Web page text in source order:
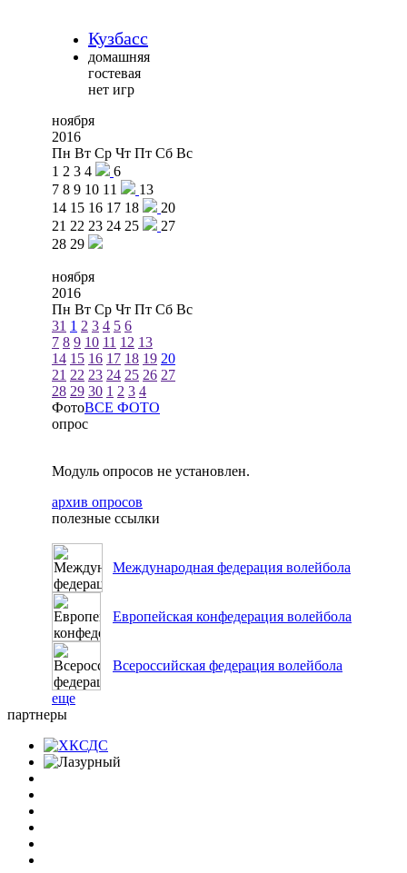
Кузбасс
домашняя
гостевая
нет игр
ноября
2016
Пн Вт Ср Чт Пт Сб Вс
1 2 3 4
6
7 8 9 10 11
13
14 15 16 17 18
20
21 22 23 24 25
27
28 29
ноября
2016
Пн Вт Ср Чт Пт Сб Вс
31 1 2 3 4 5 6
7 8 9 10 11 12 13
14 15 16 17 18 19 20
21 22 23 24 25 26 27
28 29 30 1 2 3 4
ФотоВСЕ ФОТО
опрос
Модуль опросов не установлен.
архив опросов
полезные ссылки
Международная федерация волейбола
Европейская конфедерация волейбола
Всероссийская федерация волейбола
еще
партнеры